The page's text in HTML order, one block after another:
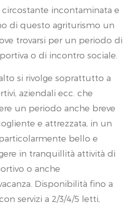
incontaminata e
di questo agriturismo un
trovarsi per un periodo di
o di incontro sociale.
si rivolge soprattutto a
aziendali ecc. che
un periodo anche breve
e attrezzata, in un
bello e
in tranquillità attività di
o anche
Disponibilità fino a
servizi a 2/3/4/5 letti,